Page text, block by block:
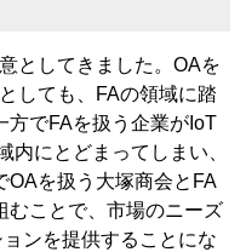
としてきました。OAを
しても、FAの領域に踏
方でFAを扱う企業がIoT
内にとどまってしまい、
OAを扱う大塚商会とFA
むことで、市場のニーズ
ンを提供することにな